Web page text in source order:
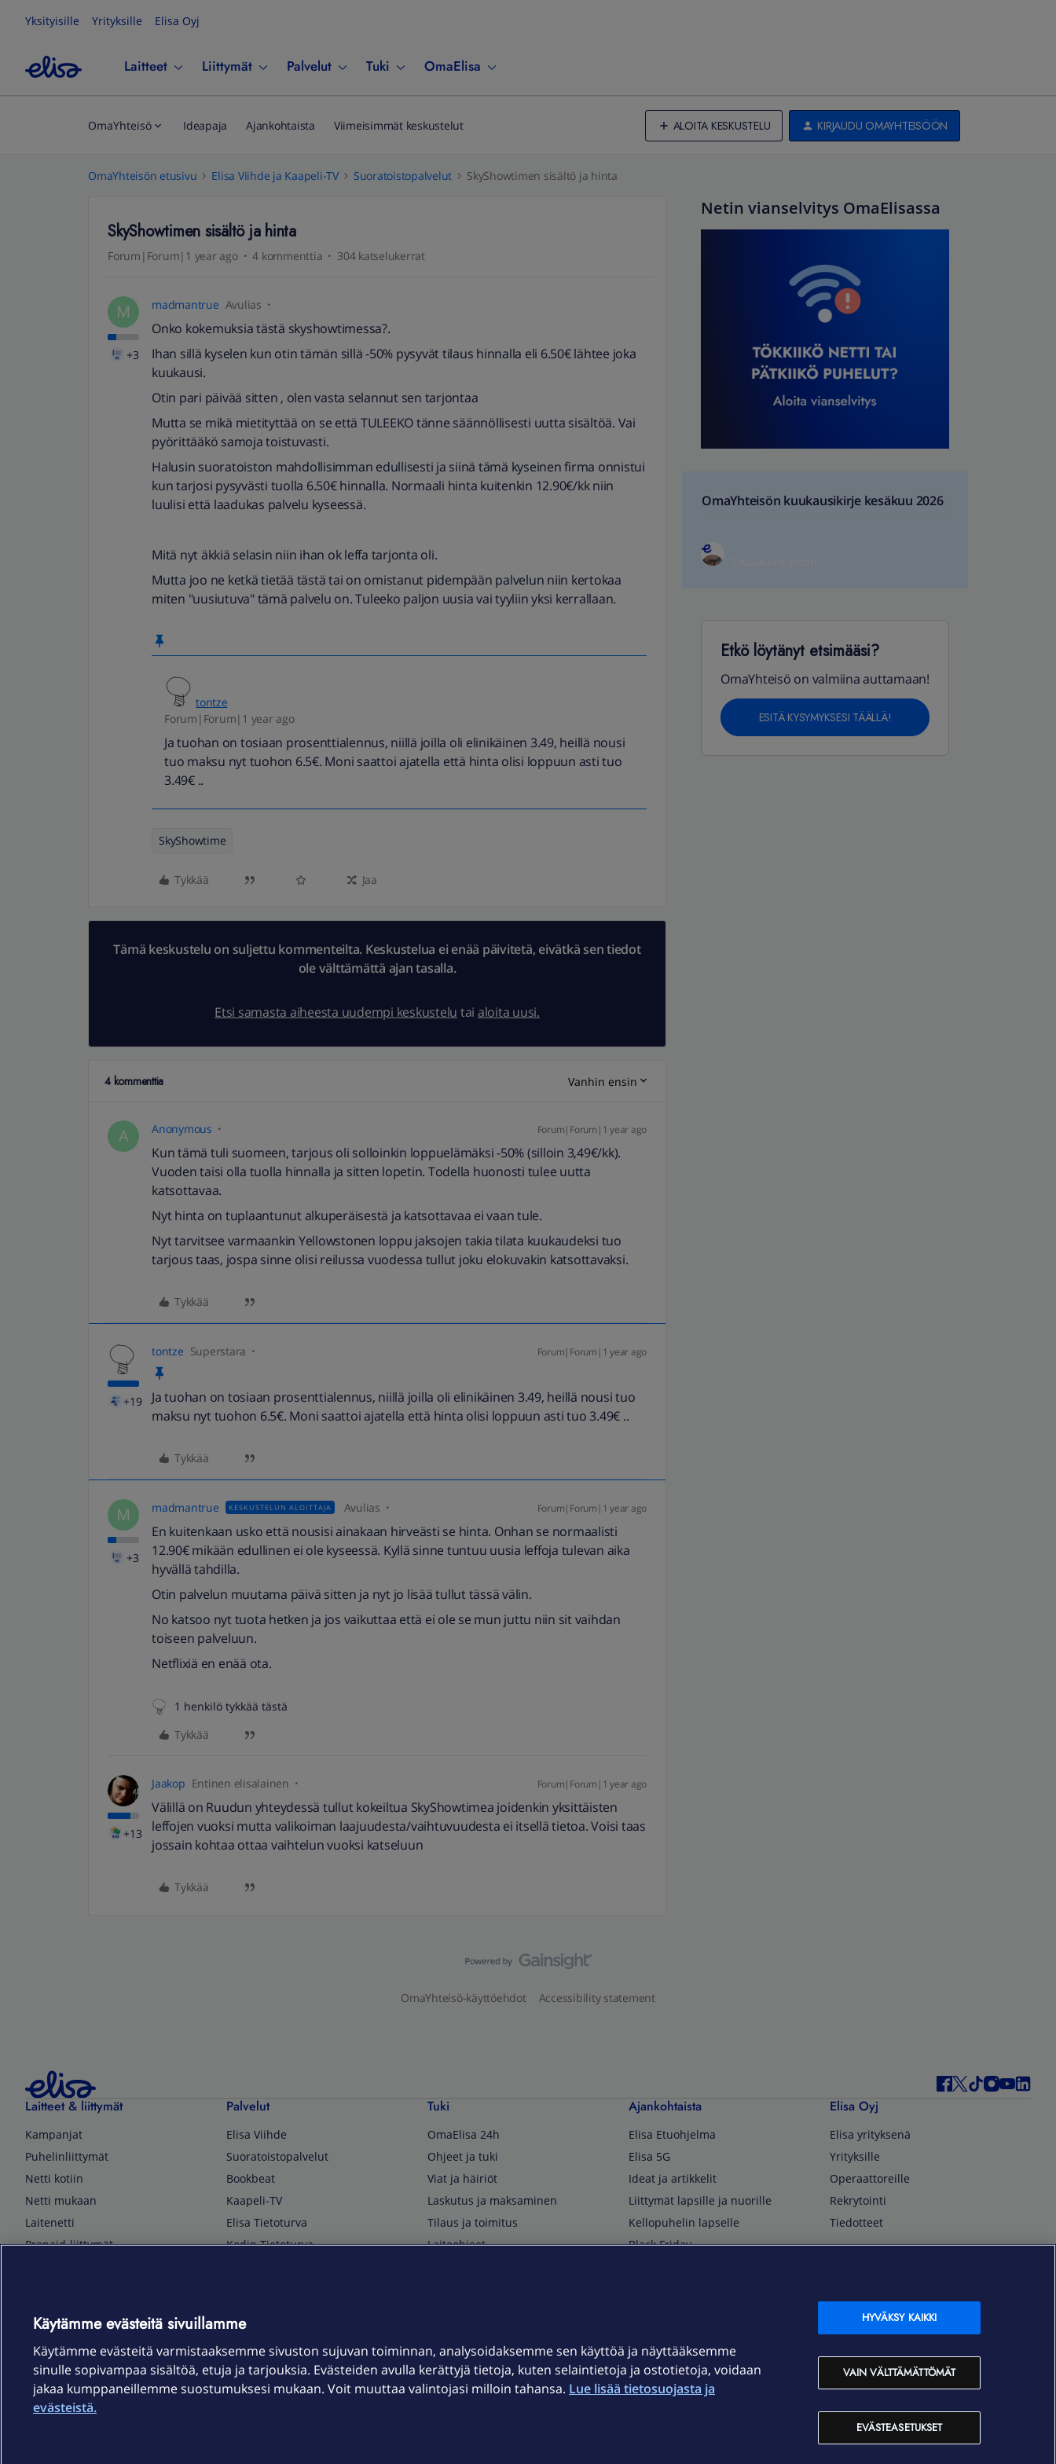
Yksityisille Yrityksille Elisa Oyj
Laitteet Liittymät Palvelut Tuki OmaElisa
OmaYhteisö Ideapaja Ajankohtaista Viimeisimmät keskustelut ALOITA KESKUSTELU KIRJAUDU OMAYHTEISÖÖN
OmaYhteisön etusivu Elisa Viihde ja Kaapeli-TV Suoratoistopalvelut SkyShowtimen sisältö ja hinta
SkyShowtimen sisältö ja hinta
Forum|Forum|1 year ago 4 kommenttia 304 katselukerrat
M
+3
madmantrue Avulias
Onko kokemuksia tästä skyshowtimessa?.
Ihan sillä kyselen kun otin tämän sillä -50% pysyvät tilaus hinnalla eli 6.50€ lähtee joka
kuukausi.
Otin pari päivää sitten , olen vasta selannut sen tarjontaa
Mutta se mikä mietityttää on se että TULEEKO tänne säännöllisesti uutta sisältöä. Vai
pyörittääkö samoja toistuvasti.
Halusin suoratoiston mahdollisimman edullisesti ja siinä tämä kyseinen firma onnistui
kun tarjosi pysyvästi tuolla 6.50€ hinnalla. Normaali hinta kuitenkin 12.90€/kk niin
luulisi että laadukas palvelu kyseessä.
Mitä nyt äkkiä selasin niin ihan ok leffa tarjonta oli.
Mutta joo ne ketkä tietää tästä tai on omistanut pidempään palvelun niin kertokaa
miten "uusiutuva" tämä palvelu on. Tuleeko paljon uusia vai tyyliin yksi kerrallaan.
tontze
Forum|Forum|1 year ago
Ja tuohan on tosiaan prosenttialennus, niillä joilla oli elinikäinen 3.49, heillä nousi
tuo maksu nyt tuohon 6.5€. Moni saattoi ajatella että hinta olisi loppuun asti tuo
3.49€ ..
SkyShowtime
Tykkää Jaa
Tämä keskustelu on suljettu kommenteilta. Keskustelua ei enää päivitetä, eivätkä sen tiedot
ole välttämättä ajan tasalla.
Etsi samasta aiheesta uudempi keskustelu tai aloita uusi.
4 kommenttia Vanhin ensin
A Anonymous Forum|Forum|1 year ago
Kun tämä tuli suomeen, tarjous oli solloinkin loppuelämäksi -50% (silloin 3,49€/kk).
Vuoden taisi olla tuolla hinnalla ja sitten lopetin. Todella huonosti tulee uutta
katsottavaa.
Nyt hinta on tuplaantunut alkuperäisestä ja katsottavaa ei vaan tule.
Nyt tarvitsee varmaankin Yellowstonen loppu jaksojen takia tilata kuukaudeksi tuo
tarjous taas, jospa sinne olisi reilussa vuodessa tullut joku elokuvakin katsottavaksi.
Tykkää
+19
tontze Superstara Forum|Forum|1 year ago
Ja tuohan on tosiaan prosenttialennus, niillä joilla oli elinikäinen 3.49, heillä nousi tuo
maksu nyt tuohon 6.5€. Moni saattoi ajatella että hinta olisi loppuun asti tuo 3.49€ ..
Tykkää
M
+3
madmantrue KESKUSTELUN ALOITTAJA Avulias Forum|Forum|1 year ago
En kuitenkaan usko että nousisi ainakaan hirveästi se hinta. Onhan se normaalisti
12.90€ mikään edullinen ei ole kyseessä. Kyllä sinne tuntuu uusia leffoja tulevan aika
hyvällä tahdilla.
Otin palvelun muutama päivä sitten ja nyt jo lisää tullut tässä välin.
No katsoo nyt tuota hetken ja jos vaikuttaa että ei ole se mun juttu niin sit vaihdan
toiseen palveluun.
Netflixiä en enää ota.
1 henkilö tykkää tästä
Tykkää
+13
Jaakop Entinen elisalainen Forum|Forum|1 year ago
Välillä on Ruudun yhteydessä tullut kokeiltua SkyShowtimea joidenkin yksittäisten
leffojen vuoksi mutta valikoiman laajuudesta/vaihtuvuudesta ei itsellä tietoa. Voisi taas
jossain kohtaa ottaa vaihtelun vuoksi katseluun
Tykkää
Netin vianselvitys OmaElisassa
OmaYhteisön kuukausikirje kesäkuu 2026
Etkö löytänyt etsimääsi?
OmaYhteisö on valmiina auttamaan!
ESITÄ KYSYMYKSESI TÄÄLLÄ!
OmaYhteisö-käyttöehdot Accessibility statement
Laitteet & liittymät
Kampanjat
Puhelinliittymät
Netti kotiin
Netti mukaan
Laitenetti
Prepaid-liittymät
TV & audio
Kodinkoneet
Kamerat ja dronet
Kellot ja rannekkeet
Palvelut
Elisa Viihde
Suoratoistopalvelut
Bookbeat
Kaapeli-TV
Elisa Tietoturva
Kodin Tietoturva
Elisa Kotiverkko
Elisa Pilvilinna
Elisa Laiteturva
Elisa Rinnakkaisliittymät
Tuki
OmaElisa 24h
Ohjeet ja tuki
Viat ja häiriöt
Laskutus ja maksaminen
Tilaus ja toimitus
Laiteohjeet
Kuuluvuuskartta
Asiakastiedotteet
OmaElisa-sovellus
Ajankohtaista
Elisa Etuohjelma
Elisa 5G
Ideat ja artikkelit
Liittymät lapsille ja nuorille
Kellopuhelin lapselle
Black Friday
Elisa Oyj
Elisa yrityksenä
Yrityksille
Operaattoreille
Rekrytointi
Tiedotteet
OmaElisa Self Service
Moving to Finland
Elisa Corporation
Kundtjänst
OmaElisa självbetjäning
Käytämme evästeitä sivuillamme
Käytämme evästeitä varmistaaksemme sivuston sujuvan toiminnan, analysoidaksemme sen käyttöä ja näyttääksemme
sinulle sopivampaa sisältöä, etuja ja tarjouksia. Evästeiden avulla kerättyjä tietoja, kuten selaintietoja ja ostotietoja, voidaan
jakaa kumppaneillemme suostumuksesi mukaan. Voit muuttaa valintojasi milloin tahansa. Lue lisää tietosuojasta ja
evästeistä.
EVÄSTEASETUKSET
VAIN VÄLTTÄMÄTTÖMÄT
HYVÄKSY KAIKKI